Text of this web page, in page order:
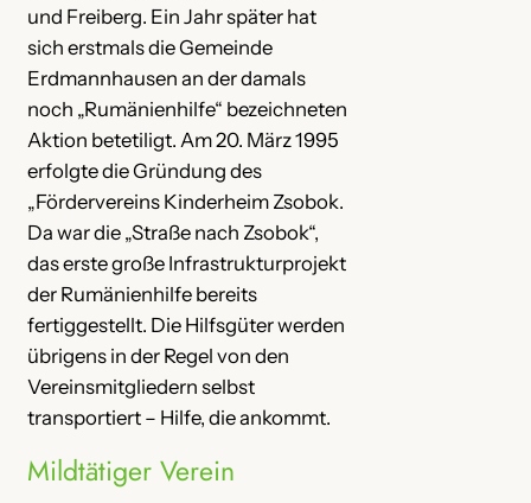
und Freiberg. Ein Jahr später hat
sich erstmals die Gemeinde
Erdmannhausen an der damals
noch „Rumänienhilfe“ bezeichneten
Aktion betetiligt. Am 20. März 1995
erfolgte die Gründung des
„Fördervereins Kinderheim Zsobok.
Da war die „Straße nach Zsobok“,
das erste große Infrastrukturprojekt
der Rumänienhilfe bereits
fertiggestellt. Die Hilfsgüter werden
übrigens in der Regel von den
Vereinsmitgliedern selbst
transportiert – Hilfe, die ankommt.
Mildtätiger Verein